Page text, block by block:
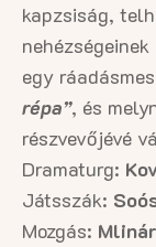
kapzsiság,
egy
répa”, és
részvevőjévé
Dramaturg:
Játsszák:
Mozgás: